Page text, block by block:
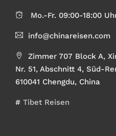
Mo.-Fr. 09:00-18:00
info@chinareisen.com
Zimmer 707 Block A,
Nr. 51, Abschnitt 4, Süd-
610041 Chengdu, China
# Tibet Reisen